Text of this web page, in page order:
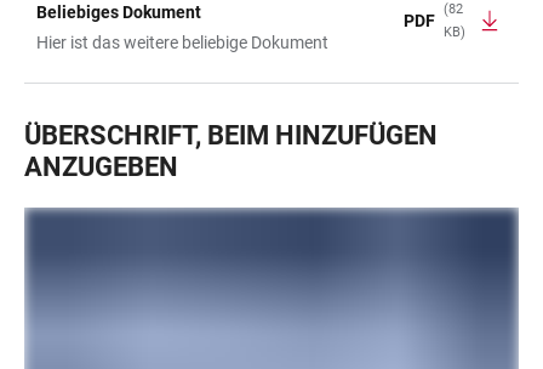
Beliebiges Dokument
Hier ist das weitere beliebige Dokument
PDF
(82
KB)
ÜBERSCHRIFT, BEIM HINZUFÜGEN
ANZUGEBEN